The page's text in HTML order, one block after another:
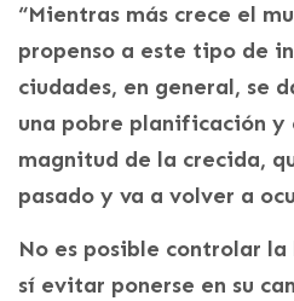
“Mientras más crece el
propenso a este tipo de
ciudades, en general, se
una pobre planificación y
magnitud de la crecida,
pasado y va a volver a
No es posible controlar
sí evitar ponerse en su